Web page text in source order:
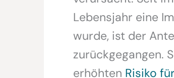
Lebensjahr eine
wurde, ist der
zurückgegangen.
erhöhten Risiko